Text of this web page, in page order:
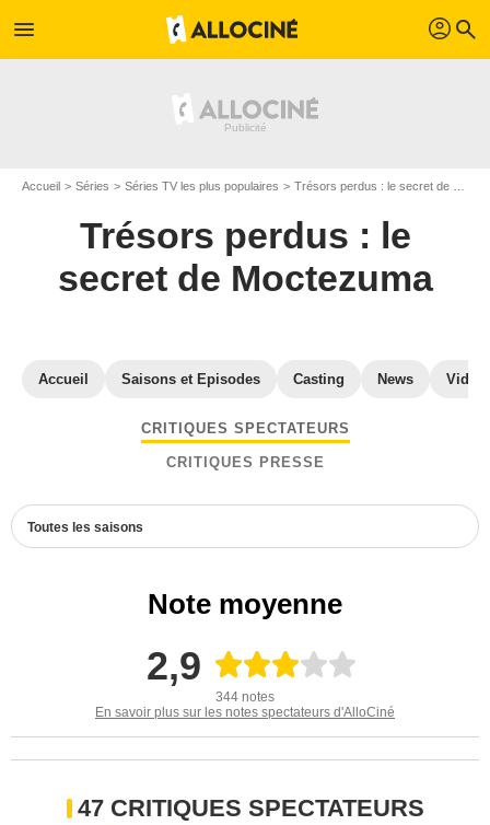
menu profil search
Accueil Séries Séries TV les plus populaires Trésors perdus : le secret de Moctezuma
Trésors perdus : le
secret de Moctezuma
Accueil Saisons et Episodes Casting News
CRITIQUES SPECTATEURS
CRITIQUES PRESSE
Toutes les saisons
Note moyenne
2,9
344 notes
En savoir plus sur les notes spectateurs d'AlloCiné
47 CRITIQUES SPECTATEURS